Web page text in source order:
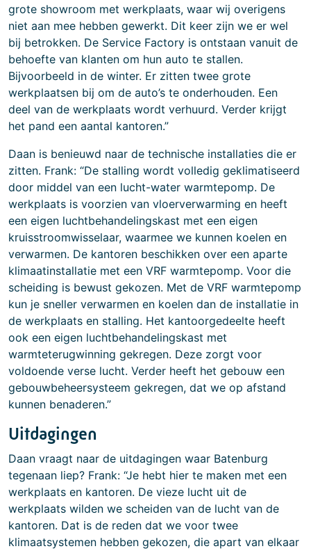
grote showroom met werkplaats, waar wij overigens
niet aan mee hebben gewerkt. Dit keer zijn we er wel
bij betrokken. De Service Factory is ontstaan vanuit de
behoefte van klanten om hun auto te stallen.
Bijvoorbeeld in de winter. Er zitten twee grote
werkplaatsen bij om de auto’s te onderhouden. Een
deel van de werkplaats wordt verhuurd. Verder krijgt
het pand een aantal kantoren.”
Daan is benieuwd naar de technische installaties die er
zitten. Frank: “De stalling wordt volledig geklimatiseerd
door middel van een lucht-water warmtepomp. De
werkplaats is voorzien van vloerverwarming en heeft
een eigen luchtbehandelingskast met een eigen
kruisstroomwisselaar, waarmee we kunnen koelen en
verwarmen. De kantoren beschikken over een aparte
klimaatinstallatie met een VRF warmtepomp. Voor die
scheiding is bewust gekozen. Met de VRF warmtepomp
kun je sneller verwarmen en koelen dan de installatie in
de werkplaats en stalling. Het kantoorgedeelte heeft
ook een eigen luchtbehandelingskast met
warmteterugwinning gekregen. Deze zorgt voor
voldoende verse lucht. Verder heeft het gebouw een
gebouwbeheersysteem gekregen, dat we op afstand
kunnen benaderen.”
Uitdagingen
Daan vraagt naar de uitdagingen waar Batenburg
tegenaan liep? Frank: “Je hebt hier te maken met een
werkplaats en kantoren. De vieze lucht uit de
werkplaats wilden we scheiden van de lucht van de
kantoren. Dat is de reden dat we voor twee
klimaatsystemen hebben gekozen, die apart van elkaar